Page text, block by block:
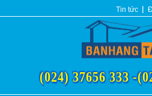
Tin tức
(024) 37656 333 -